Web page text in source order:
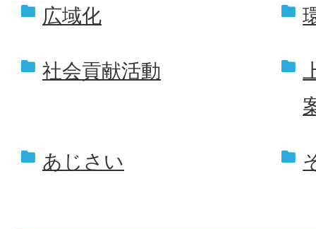
広域化
社会貢献活動
あじさい